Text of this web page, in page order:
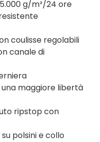
g/m²/24 ore
coulisse regolabili
canale di
maggiore libertà
ripstop con
polsini e collo